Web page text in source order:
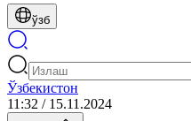
ўзб
Ўзбекистон
11:32 / 15.11.2024